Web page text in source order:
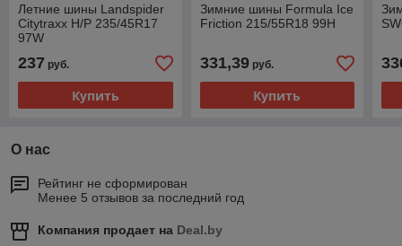
Летние шины Landspider
Citytraxx H/P 235/45R17
97W
237 руб.
Купить
Зимние шины Formula Ice
Friction 215/55R18 99H
331,39руб.
Купить
О нас
Рейтинг не сформирован
Менее 5 отзывов за последний год
Компания продает на Deal.by